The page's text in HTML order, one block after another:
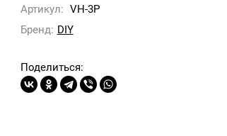
Артикул: VH-3P
Бренд: DIY
Поделиться: